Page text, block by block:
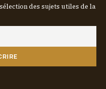
des sujets utiles de la